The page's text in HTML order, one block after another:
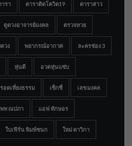
ารา ดาราติดโควิด19 ดาราสาว
ดูดวงอาจารย์มงคล ตรวจหวย
วง พยากรณ์อากาศ ละครช่อง 3
หุ่นดี อวดหุ่นแซ่บ
อดเที่ยงธรรม เซ็กซี่ เลขมงคล
ท ณปภา แอฟ ทักษอร
ใบเฟิร์น พิมพ์ชนก ใหม่ ดาวิกา